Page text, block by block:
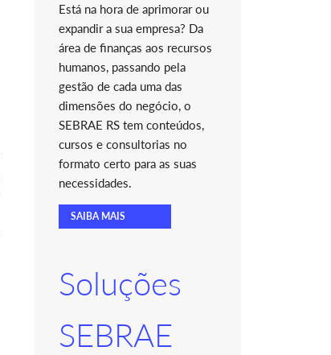
Está na hora de aprimorar ou
expandir a sua empresa? Da
área de finanças aos recursos
humanos, passando pela
gestão de cada uma das
dimensões do negócio, o
SEBRAE RS tem conteúdos,
cursos e consultorias no
formato certo para as suas
necessidades.
SAIBA MAIS
Soluções
SEBRAE